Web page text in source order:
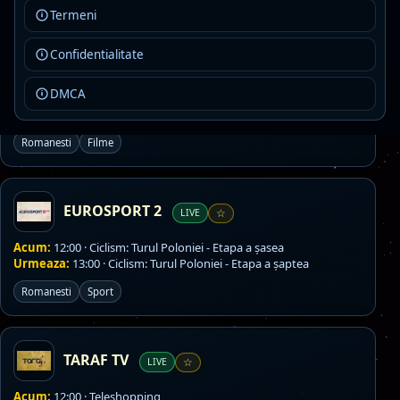
Termeni
Confidentialitate
DMCA
Urmeaza:15:00 · Vino înapoi!
Romanesti Generaliste
FILM BOX Premium
Romanesti Filme
EUROSPORT 2 LIVE ☆
Acum: 12:00 · Ciclism: Turul Poloniei - Etapa a șasea
Urmeaza: 13:00 · Ciclism: Turul Poloniei - Etapa a șaptea
Romanesti Sport
TARAF TV LIVE ☆
Acum: 12:00 · Teleshopping